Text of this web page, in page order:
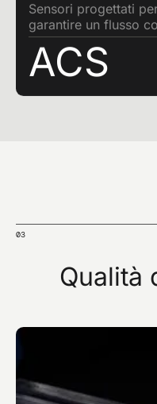
Sensori progettati
garantire un flusso
ACS
03
Qualità